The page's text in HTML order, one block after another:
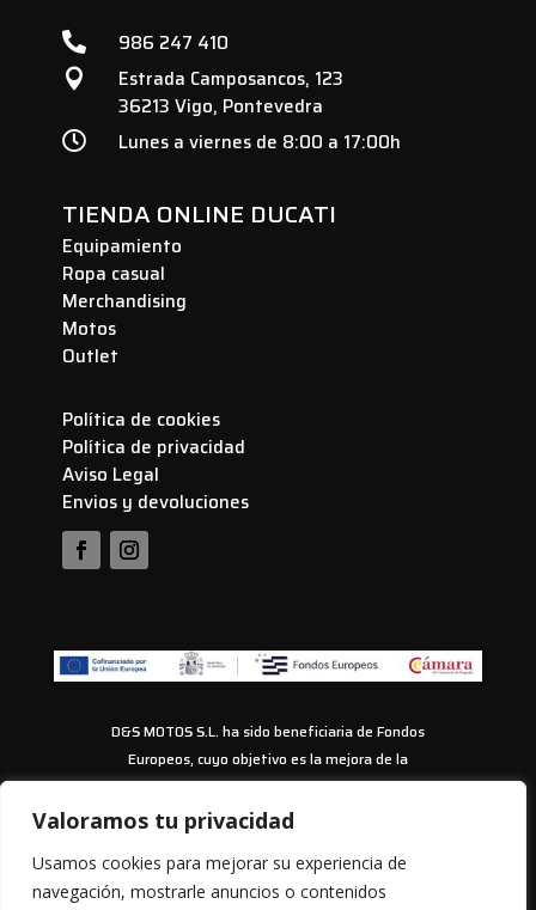
Valoramos tu privacidad
Usamos cookies para mejorar su experiencia de
navegación, mostrarle anuncios o contenidos
 986 247 410

Estrada Camposancos, 123
36213 Vigo, Pontevedra
 Lunes a viernes de 8:00 a 17:00h
TIENDA ONLINE DUCATI
Equipamiento
Ropa casual
Merchandising
Motos
Outlet
Política de cookies
Política de privacidad
Aviso Legal
Envios y devoluciones
D&S MOTOS S.L. ha sido beneficiaria de Fondos
Europeos, cuyo objetivo es la mejora de la
competitividad de las PYMES, y gracias al cual ha
puesto en marcha un Plan de Acción con el objetivo
la competitividad de las pymes durante los años
2024-2025. Para ello ha contado con el apoyo del